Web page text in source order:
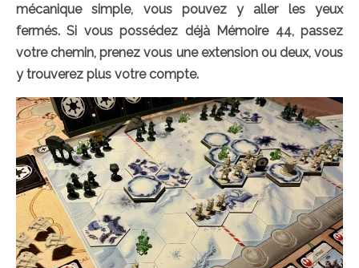
mécanique simple, vous pouvez y aller les yeux
fermés. Si vous possédez déjà Mémoire 44, passez
votre chemin, prenez vous une extension ou deux, vous
y trouverez plus votre compte.